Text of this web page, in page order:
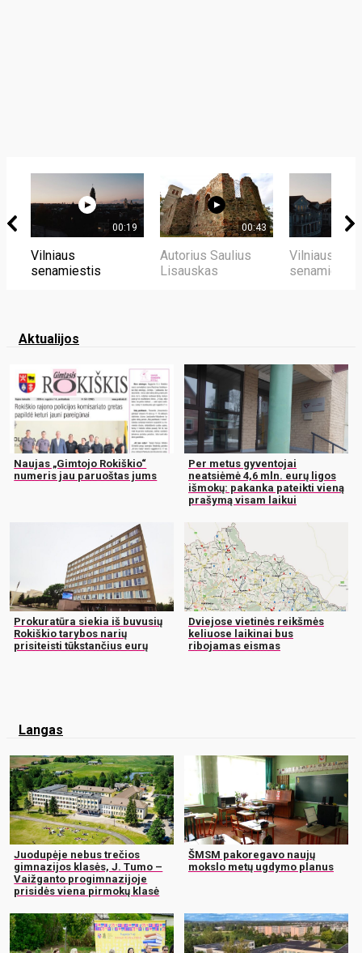
00:19
Vilniaus
senamiestis
00:43
Autorius Saulius
Lisauskas
Vilniaus
senamiestis
Aktualijos
Naujas „Gimtojo Rokiškio“
numeris jau paruoštas jums
Per metus gyventojai
neatsiėmė 4,6 mln. eurų ligos
išmokų: pakanka pateikti vieną
prašymą visam laikui
Prokuratūra siekia iš buvusių
Rokiškio tarybos narių
prisiteisti tūkstančius eurų
Dviejose vietinės reikšmės
keliuose laikinai bus
ribojamas eismas
Langas
Juodupėje nebus trečios
gimnazijos klasės, J. Tumo –
Vaižganto progimnazijoje
prisidės viena pirmokų klasė
ŠMSM pakoregavo naujų
mokslo metų ugdymo planus